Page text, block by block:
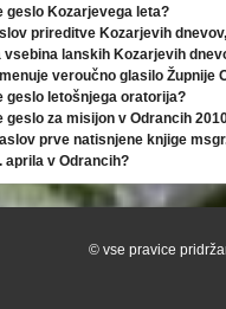
geslo Kozarjevega leta?
prireditve Kozarjevih
vsebina lanskih Kozarjevih
veroučno glasilo Župnije
geslo letošnjega oratorija?
geslo za misijon v Odrancih
prve natisnjene knjige
aprila v Odrancih?
© vse pravice